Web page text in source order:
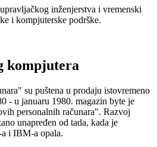
inženjerstva i vremenski
i kompjuterske podrške.
kompjutera
su puštena u prodaju istovremeno
- u januaru 1980. magazin byte je
personalnih računara". Razvoj
unapređen od tada, kada je
i IBM-a opala.